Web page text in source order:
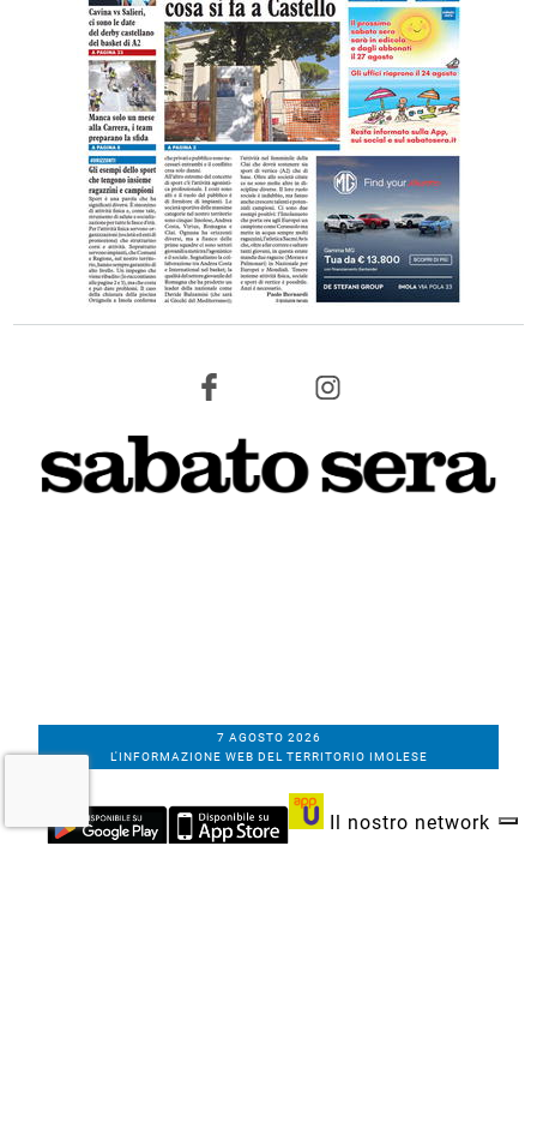
7 AGOSTO 2026
L'INFORMAZIONE WEB DEL TERRITORIO IMOLESE
Il nostro network